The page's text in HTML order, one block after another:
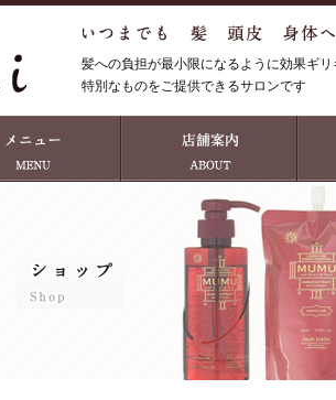
髪への負担が最小限になるように効果ギ
特別なものをご提供できるサロンです